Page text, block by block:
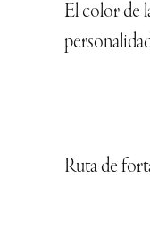
El color de
Ruta de